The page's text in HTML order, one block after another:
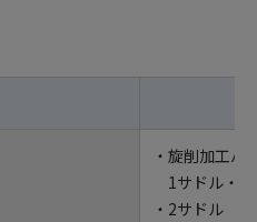
・旋削加工パ
1サドル・1
・2サドル（